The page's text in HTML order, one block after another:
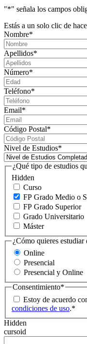
"*" señala los campos
Estás a un solo clic de
Nombre*
Apellidos*
Número*
Teléfono*
Email*
Código Postal*
Nivel de Estudios*
Hidden
¿Qué tipo de estudios
Curso
FP Grado Medio o
FP Grado Superior
Grado Universitario
Máster
¿Cómo quieres estudiar
Online
Presencial
Presencial y Online
Consentimiento*
Estoy de acuerdo
condiciones de uso.*
Hidden
cursoid